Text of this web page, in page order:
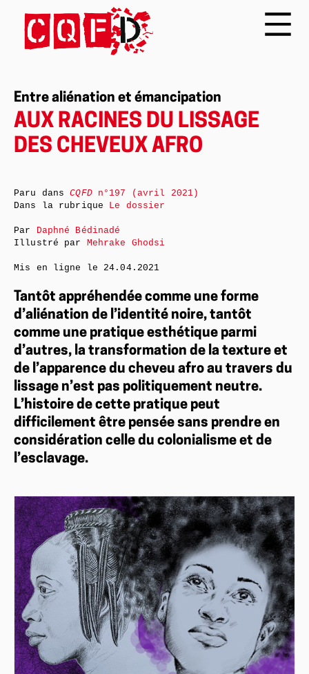
Entre aliénation et émancipation
AUX RACINES DU LISSAGE
DES CHEVEUX AFRO
Tantôt appréhendée comme une forme
d’aliénation de l’identité noire, tantôt
comme une pratique esthétique parmi
d’autres, la transformation de la texture et
de l’apparence du cheveu afro au travers du
lissage n’est pas politiquement neutre.
L’histoire de cette pratique peut
difficilement être pensée sans prendre en
considération celle du colonialisme et de
l’esclavage.
Paru dansCQFDn°197 (avril 2021)
Dans la rubrique Le dossier
Par Daphné Bédinadé
Illustré par Mehrake Ghodsi
Mis en ligne le 24.04.2021